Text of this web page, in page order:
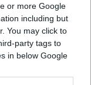
or more Google
including but
You may click to
party tags to
in below Google
farsi trovare.
soprattutto le
risorse
potuto
in maniera